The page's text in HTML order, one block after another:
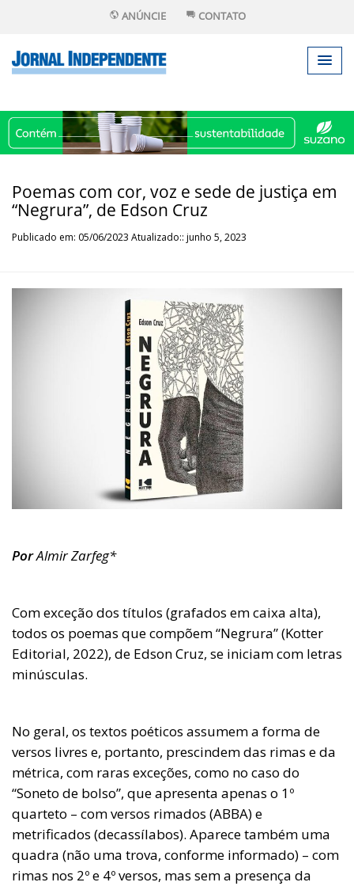
ANÚNCIE CONTATO
Poemas com cor, voz e sede de justiça em
“Negrura”, de Edson Cruz
Publicado em: 05/06/2023 Atualizado:: junho 5, 2023
PorAlmir Zarfeg*
Com exceção dos títulos (grafados em caixa alta),
todos os poemas que compõem “Negrura” (Kotter
Editorial, 2022), de Edson Cruz, se iniciam com letras
minúsculas.
No geral, os textos poéticos assumem a forma de
versos livres e, portanto, prescindem das rimas e da
métrica, com raras exceções, como no caso do
“Soneto de bolso”, que apresenta apenas o 1º
quarteto – com versos rimados (ABBA) e
metrificados (decassílabos). Aparece também uma
quadra (não uma trova, conforme informado) – com
rimas nos 2º e 4º versos, mas sem a presença da